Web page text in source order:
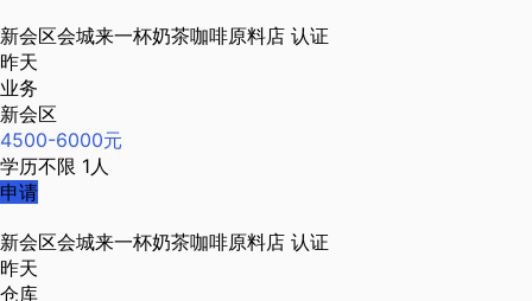
新会区会城来一杯奶茶咖啡原料店 认证
昨天
业务
新会区
4500-6000元
学历不限 1人
申请
新会区会城来一杯奶茶咖啡原料店 认证
昨天
仓库